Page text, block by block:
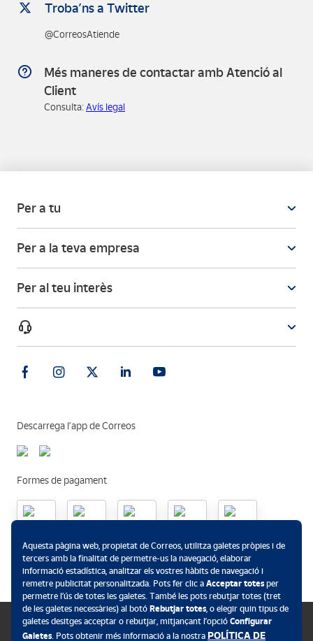
Troba’ns a Twitter
@CorreosAtiende
Més maneres de contactar amb Atenció al
Client
Consulta:Avís legal
Per a tu
Per a la teva empresa
Per al teu interès
Descarrega l’app de Correos
Formes de pagament
Aquesta pàgina web, propietat de Correos, utilitza galetes pròpies i de
tercers amb la finalitat de permetre-us la navegació, elaborar
informació estadística, analitzar els vostres hàbits de navegació i
remetre publicitat personalitzada. Pots fer clic a Acceptar totesper
permetre l’ús de totes les galetes. També les pots rebutjar totes (tret
de les galetes necessàries) al botó Rebutjar totes, o elegir quin tipus de
galetes desitges acceptar o rebutjar, mitjançant l’opció Configurar
Galetes. Pots obtenir més informació a la nostra POLÍTICA DE